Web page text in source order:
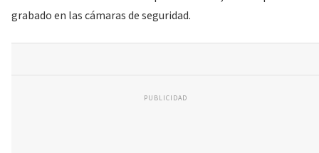
grabado en las cámaras de seguridad.
PUBLICIDAD